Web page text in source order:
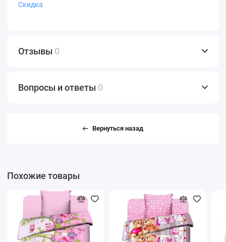
Скидка
Отзывы 0
Вопросы и ответы 0
Вернуться назад
Похожие товары